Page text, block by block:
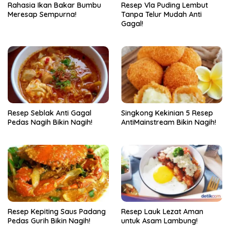
Rahasia Ikan Bakar Bumbu
Meresap Sempurna!
Resep Vla Puding Lembut
Tanpa Telur Mudah Anti
Gagal!
Resep Seblak Anti Gagal
Pedas Nagih Bikin Nagih!
Singkong Kekinian 5 Resep
AntiMainstream Bikin Nagih!
Resep Kepiting Saus Padang
Pedas Gurih Bikin Nagih!
Resep Lauk Lezat Aman
untuk Asam Lambung!